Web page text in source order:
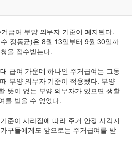
급여 부양 의무자 기준이 폐지된다.
정동균)은 8월 13일부터 9월 30일까
을 접수받는다.
급여 가운데 하나인 주거급여는 그동
부양 의무자 기준이 적용됐다. 부양
뜻이 없는 부양 의무자가 있으면 생활
를 받을 수 없었다.
준이 사라짐에 따라 주거 안정 사각지
구들에게도 앞으로는 주거급여를 받